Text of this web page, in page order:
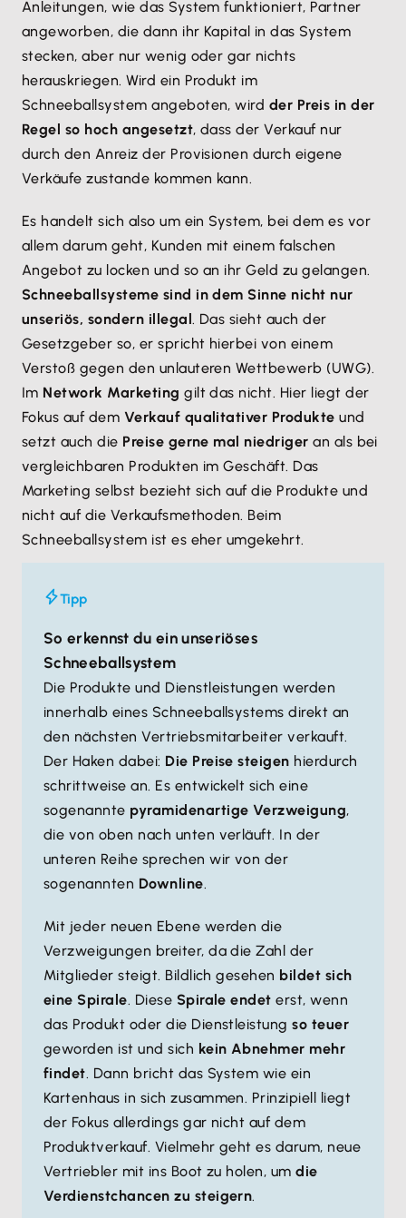
Anleitungen, wie das System funktioniert, Partner
angeworben, die dann ihr Kapital in das System
stecken, aber nur wenig oder gar nichts
herauskriegen. Wird ein Produkt im
Schneeballsystem angeboten, wird der Preis in der
Regel so hoch angesetzt, dass der Verkauf nur
durch den Anreiz der Provisionen durch eigene
Verkäufe zustande kommen kann.
Es handelt sich also um ein System, bei dem es vor
allem darum geht, Kunden mit einem falschen
Angebot zu locken und so an ihr Geld zu gelangen.
Schneeballsysteme sind in dem Sinne nicht nur
unseriös, sondern illegal. Das sieht auch der
Gesetzgeber so, er spricht hierbei von einem
Verstoß gegen den unlauteren Wettbewerb (UWG).
Im Network Marketinggilt das nicht. Hier liegt der
Fokus auf dem Verkauf qualitativer Produkte und
setzt auch die Preise gerne mal niedriger an als bei
vergleichbaren Produkten im Geschäft. Das
Marketing selbst bezieht sich auf die Produkte und
nicht auf die Verkaufsmethoden. Beim
Schneeballsystem ist es eher umgekehrt.
Tipp
So erkennst du ein unseriöses
Schneeballsystem
Die Produkte und Dienstleistungen werden
innerhalb eines Schneeballsystems direkt an
den nächsten Vertriebsmitarbeiter verkauft.
Der Haken dabei: Die Preise steigen hierdurch
schrittweise an. Es entwickelt sich eine
sogenannte pyramidenartige Verzweigung,
die von oben nach unten verläuft. In der
unteren Reihe sprechen wir von der
sogenannten Downline.
Mit jeder neuen Ebene werden die
Verzweigungen breiter, da die Zahl der
Mitglieder steigt. Bildlich gesehen bildet sich
eine Spirale. Diese Spirale endet erst, wenn
das Produkt oder die Dienstleistungso teuer
geworden ist und sich kein Abnehmer mehr
findet. Dann bricht das System wie ein
Kartenhaus in sich zusammen. Prinzipiell liegt
der Fokus allerdings gar nicht auf dem
Produktverkauf. Vielmehr geht es darum, neue
Vertriebler mit ins Boot zu holen, umdie
Verdienstchancen zu steigern.